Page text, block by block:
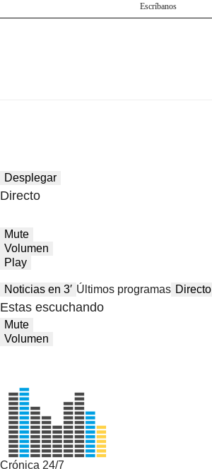
Escríbanos
Desplegar
Directo
Mute
Volumen
Play
Noticias en 3′ Últimos programas Directo
Estas escuchando
Mute
Volumen
Crónica 24/7